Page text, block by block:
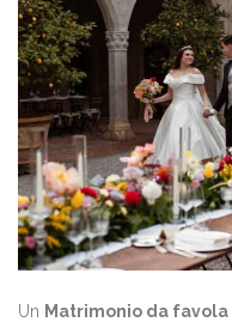
Un Matrimonio da favola